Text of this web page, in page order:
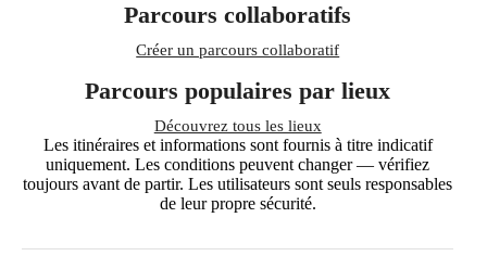
Parcours collaboratifs
Créer un parcours collaboratif
Parcours populaires par lieux
Découvrez tous les lieux
Les itinéraires et informations sont fournis à titre indicatif
uniquement. Les conditions peuvent changer — vérifiez
toujours avant de partir. Les utilisateurs sont seuls responsables
de leur propre sécurité.